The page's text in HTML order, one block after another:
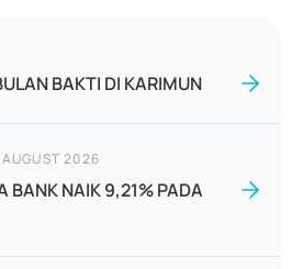
BAKTI DI KARIMUN
2026
BANK NAIK 9,21% PADA